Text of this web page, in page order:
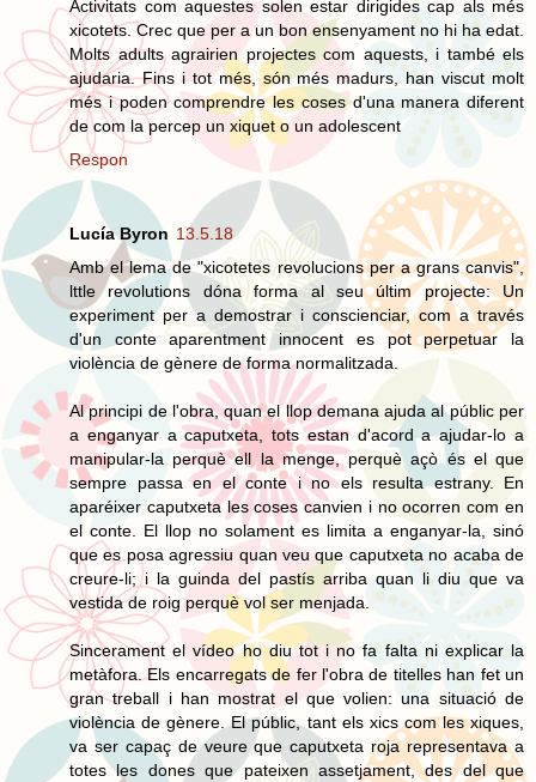
Activitats com aquestes solen estar dirigides cap als més
xicotets. Crec que per a un bon ensenyament no hi ha edat.
Molts adults agrairien projectes com aquests, i també els
ajudaria. Fins i tot més, són més madurs, han viscut molt
més i poden comprendre les coses d'una manera diferent
de com la percep un xiquet o un adolescent
Respon
Lucía Byron 13.5.18
Amb el lema de "xicotetes revolucions per a grans canvis",
lttle revolutions dóna forma al seu últim projecte: Un
experiment per a demostrar i conscienciar, com a través
d'un conte aparentment innocent es pot perpetuar la
violència de gènere de forma normalitzada.
Al principi de l'obra, quan el llop demana ajuda al públic per
a enganyar a caputxeta, tots estan d'acord a ajudar-lo a
manipular-la perquè ell la menge, perquè açò és el que
sempre passa en el conte i no els resulta estrany. En
aparéixer caputxeta les coses canvien i no ocorren com en
el conte. El llop no solament es limita a enganyar-la, sinó
que es posa agressiu quan veu que caputxeta no acaba de
creure-li; i la guinda del pastís arriba quan li diu que va
vestida de roig perquè vol ser menjada.
Sincerament el vídeo ho diu tot i no fa falta ni explicar la
metàfora. Els encarregats de fer l'obra de titelles han fet un
gran treball i han mostrat el que volien: una situació de
violència de gènere. El públic, tant els xics com les xiques,
va ser capaç de veure que caputxeta roja representava a
totes les dones que pateixen assetjament, des del que